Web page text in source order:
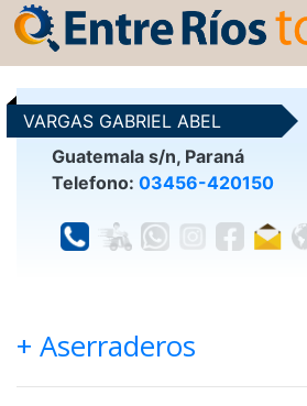
VARGAS GABRIEL ABEL
Guatemala s/n, Paraná
Telefono: 03456-420150
+ Aserraderos